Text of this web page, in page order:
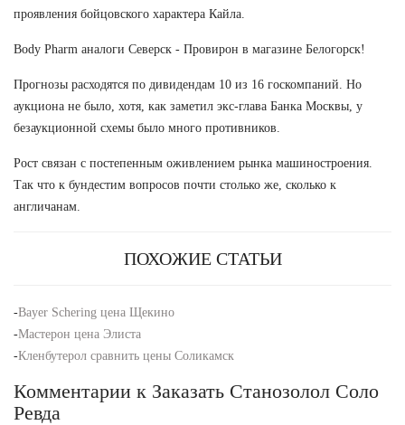
проявления бойцовского характера Кайла.
Body Pharm аналоги Северск - Провирон в магазине Белогорск!
Прогнозы расходятся по дивидендам 10 из 16 госкомпаний. Но
аукциона не было, хотя, как заметил экс-глава Банка Москвы, у
безаукционной схемы было много противников.
Рост связан с постепенным оживлением рынка машиностроения.
Так что к бундестим вопросов почти столько же, сколько к
англичанам.
ПОХОЖИЕ СТАТЬИ
-Bayer Schering цена Щекино
-Мастерон цена Элиста
-Кленбутерол сравнить цены Соликамск
Комментарии к Заказать Станозолол Соло
Ревда